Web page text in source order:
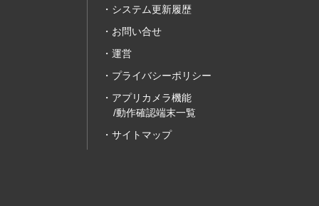
システム更新履歴
お問い合せ
運営
プライバシーポリシー
アプリカメラ機能
/動作確認端末一覧
サイトマップ